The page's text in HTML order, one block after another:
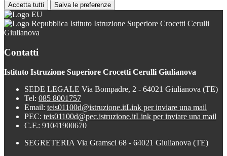
Accetta tutti Salva le preferenze
Istituto Istruzione Superiore Crocetti Cerulli
Giulianova
Contatti
Istituto Istruzione Superiore Crocetti Cerulli Giulianova
SEDE LEGALE Via Bompadre, 2 - 64021 Giulianova (TE)
Tel: 085 8001757
Email: teis01100d@istruzione.itLink per inviare una mail
PEC: teis01100d@pec.istruzione.itLink per inviare una mail
C.F.: 91041900670
SEGRETERIA Via Gramsci 68 - 64021 Giulianova (TE)